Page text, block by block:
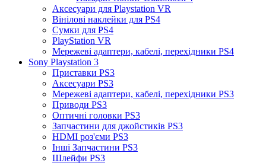
Аксесуари для Playstation VR
Вінілові наклейки для PS4
Сумки для PS4
PlayStation VR
Мережеві адаптери, кабелі, перехідники PS4
Sony Playstation 3
Приставки PS3
Аксесуари PS3
Мережеві адаптери, кабелі, перехідники PS3
Приводи PS3
Оптичні головки PS3
Запчастини для джойстиків PS3
HDMI роз'єми PS3
Інші Запчастини PS3
Шлейфи PS3